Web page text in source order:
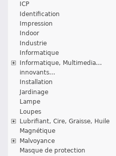
ICP
Identification
Impression
Indoor
Industrie
Informatique
Informatique, Multimedia...
innovants...
Installation
Jardinage
Lampe
Loupes
Lubrifiant, Cire, Graisse, Huile
Magnétique
Malvoyance
Masque de protection